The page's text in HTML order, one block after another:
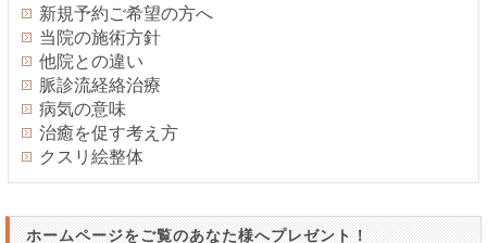
新規予約ご希望の方へ
当院の施術方針
他院との違い
脈診流経絡治療
病気の意味
治癒を促す考え方
クスリ絵整体
ホームページをご覧のあなた様へプレゼント！